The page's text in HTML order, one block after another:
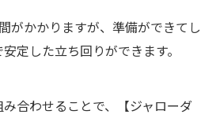
がかかりますが、準備ができてし
定した立ち回りができます。
み合わせることで、【ジャローダ